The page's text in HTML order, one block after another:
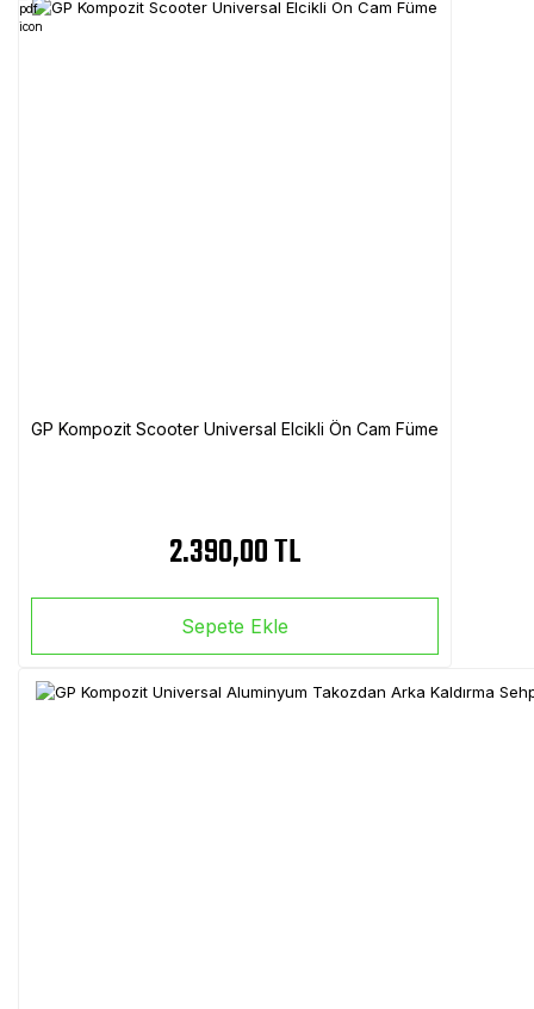
GP Kompozit Scooter Universal Elcikli Ön Cam Füme
2.390,00 TL
Sepete Ekle